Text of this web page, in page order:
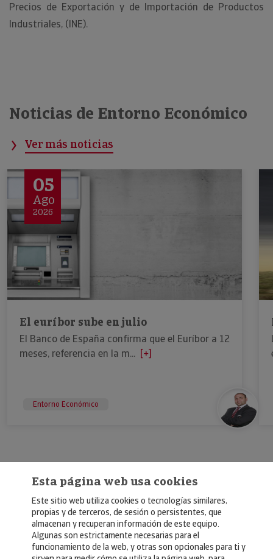
Precios de Exportación y de Importación de Productos
Industriales, (INE).
Noticias de Entorno Económico
Ver más noticias
05
Ago
2026
El euríbor sube en julio
El Banco de España confirma que el Euríbor a 12
meses, referencia en la m... [+]
Entorno Económico
© Copyright 2026, Crédito y Caución
Esta página web usa cookies
Este sitio web utiliza cookies o tecnologías similares,
propias y de terceros, de sesión o persistentes, que
almacenan y recuperan información de este equipo.
Algunas son estrictamente necesarias para el
funcionamiento de la web, y otras son opcionales para ti y